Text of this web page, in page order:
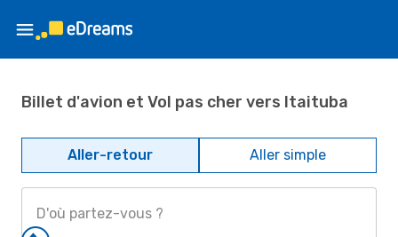
Billet d'avion et Vol pas cher vers Itaituba
Aller-retour Aller simple
D'où partez-vous ?